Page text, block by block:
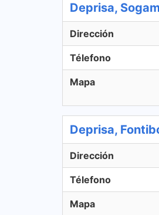
Deprisa,
Dirección
Télefono
Mapa
Deprisa,
Dirección
Télefono
Mapa